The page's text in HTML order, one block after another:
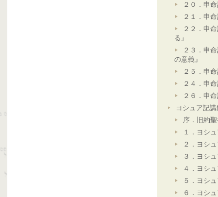
２０．申
２１．申
２２．申
る』
２３．申
の意義』
２５．申
２４．申
２６．申
ヨシュア記講
序．旧約
１．ヨシ
２．ヨシ
３．ヨシ
４．ヨシ
５．ヨシ
６．ヨシ